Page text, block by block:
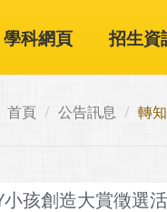
學科網頁 招生資
首頁 公告訊息 轉
小孩創造大賞徵選